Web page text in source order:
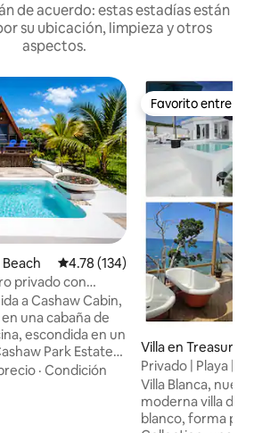
de acuerdo: estas estadías están
su ubicación, limpieza y otros
aspectos.
Calificación promedio: 4.78 de
4.78 (134)
privado con
a Cashaw Cabin,
una cabaña de
escondida en un
Park Estate
tranquila
· Condición
Favorito entre
Favorito entre
Villa en Treasure
Privado | Playa |
culinaria
Villa Blanca,
moderna villa de
blanco, forma